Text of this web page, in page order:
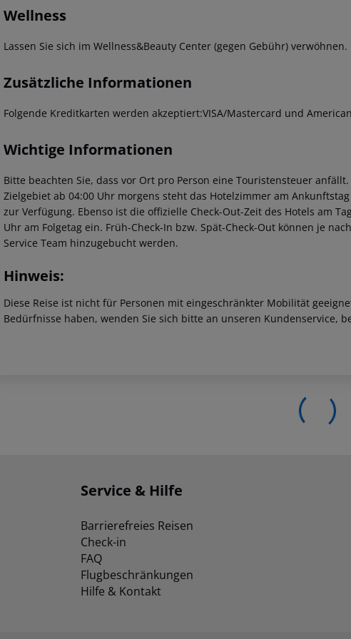
Wellness
Lassen Sie sich im Wellness&Beauty Center (gegen Gebühr) verwöhnen.
Zusätzliche Informationen
Folgende Kreditkarten werden akzeptiert:VISA/Mastercard und
Wichtige Informationen
Bitte beachten Sie, dass vor Ort pro Person eine Touristensteuer
Zielgebiet ab 04:00 Uhr morgens steht das Hotelzimmer am
zur Verfügung. Ebenso ist die offizielle Check-Out-Zeit des Hotels am
Uhr am Folgetag ein. Früh-Check-In bzw. Spät-Check-Out können je
Service Team hinzugebucht werden.
Hinweis:
Diese Reise ist nicht für Personen mit eingeschränkter Mobilität
Bedürfnisse haben, wenden Sie sich bitte an unseren Kundenservice,
Service & Hilfe
Barrierefreies Reisen
Check-in
FAQ
Flugbeschränkungen
Hilfe & Kontakt